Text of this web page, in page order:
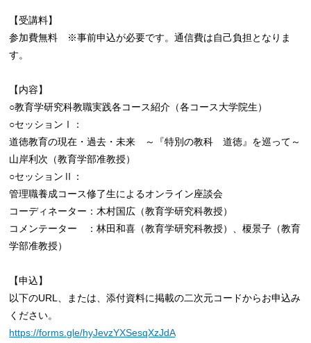
【受講料】
参加費無料 ※事前申込が必要です。通信費は自己負担となりま
す。
【内容】
○教育学研究科教職実践各コース紹介（各コース大学院生）
○セッションⅠ：
道徳教育の現在・過去・未来 ～『特別の教科 道徳』を巡って～
山岸利次（教育学部准教授）
○セッションⅡ：
管理職養成コース修了生によるオンライン座談会
コーディネーター：木村国広 （教育学研究科教授）
コメンテーター ：林田和喜（教育学研究科教授）、榎景子（教育
学部准教授）
【申込】
以下のURL、または、添付資料に掲載の二次元コードからお申込み
ください。
https://forms.gle/hyJevzYXSesqXzJdA